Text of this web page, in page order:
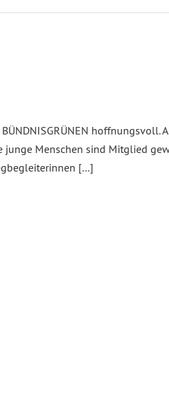
hoffnungsvoll.
junge Menschen sind Mitglied
[…]